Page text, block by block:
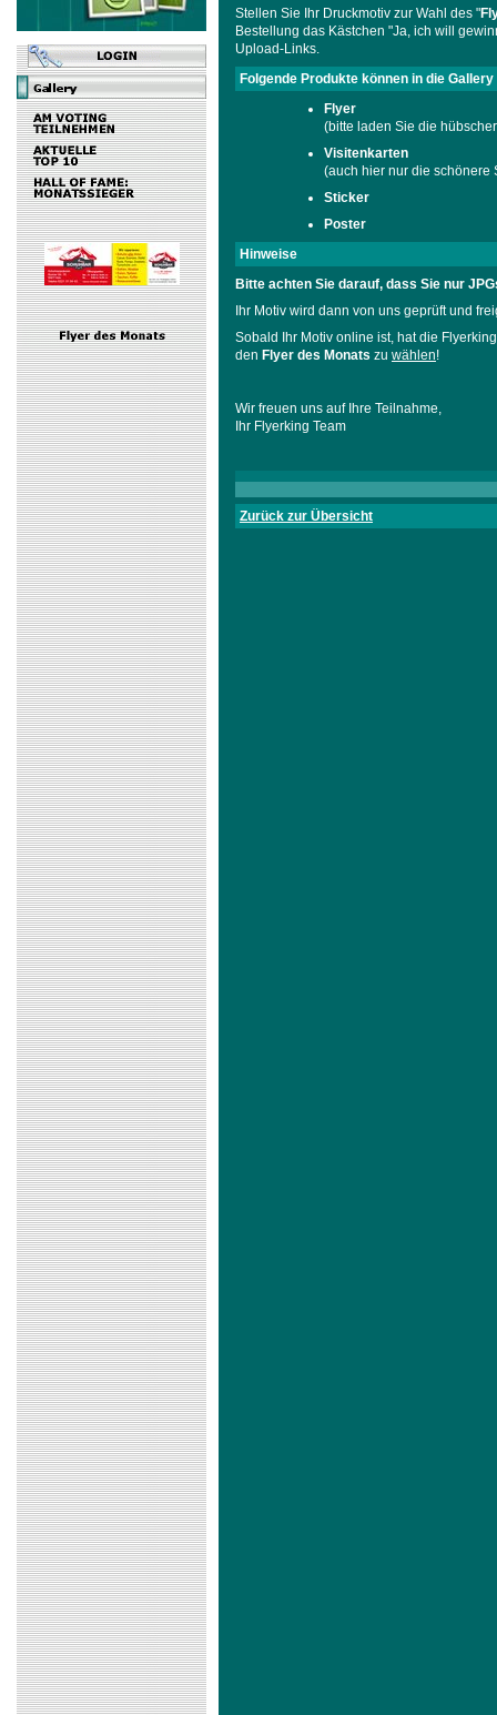
Stellen Sie Ihr Druckmotiv zur Wahl des "
Bestellung das Kästchen "Ja, ich will
Upload-Links.
Folgende Produkte können in die
Flyer
(bitte laden Sie die
Visitenkarten
(auch hier nur die schönere
Sticker
Poster
Hinweise
Bitte achten Sie darauf, dass Sie nur
Ihr Motiv wird dann von uns geprüft und
Sobald Ihr Motiv online ist, hat die
den Flyer des Monats zu wählen!
Wir freuen uns auf Ihre Teilnahme,
Ihr Flyerking Team
Zurück zur Übersicht